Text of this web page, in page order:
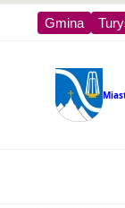
Gmina